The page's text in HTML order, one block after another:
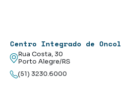
Centro Integrado de
Rua Costa, 30
Porto Alegre/RS
(51) 3230.6000